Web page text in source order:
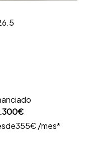
355€ /mes*